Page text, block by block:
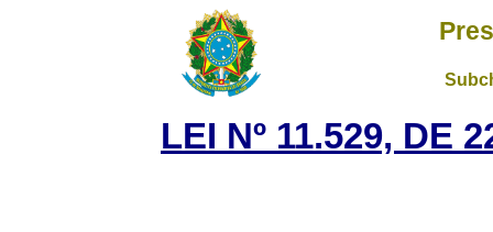
LEI Nº 11.529, DE